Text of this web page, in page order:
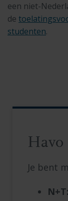
een niet-
de
studenten.
Havo
Je bent
N+T: